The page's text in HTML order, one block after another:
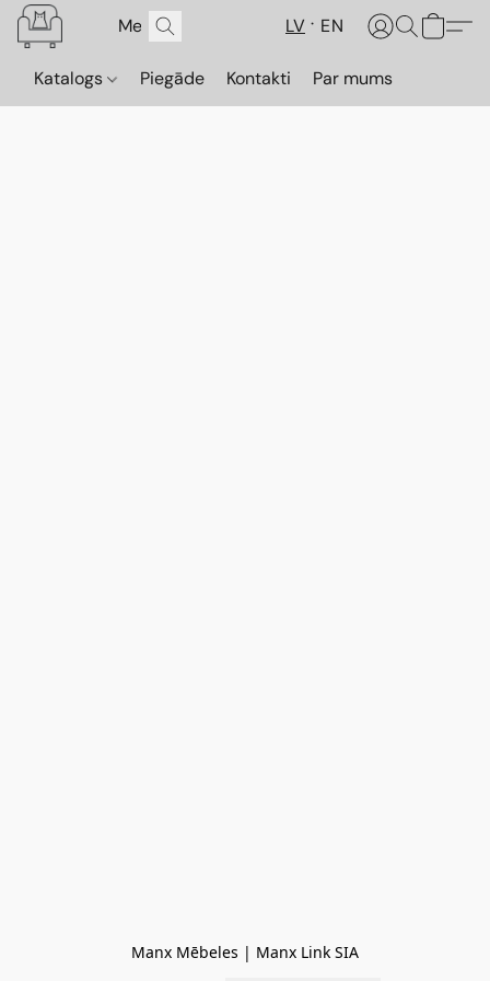
LV EN
Katalogs Piegāde Kontakti Par mums
Manx Mēbeles | Manx Link SIA